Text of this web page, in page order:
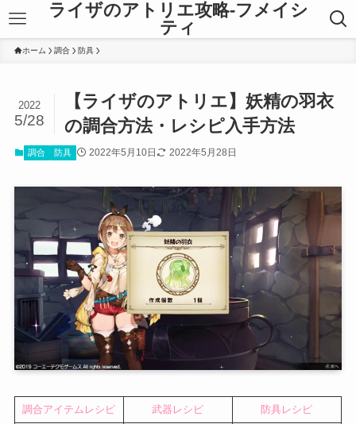
ライザのアトリエ攻略-フメイシ
ティ
ホーム 調合 防具
【ライザのアトリエ】妖精の羽衣
の調合方法・レシピ入手方法
2022
5/28
調合 防具 2022年5月10日 2022年5月28日
調合アイテムレシピ 武器レシピ 防具レシピ